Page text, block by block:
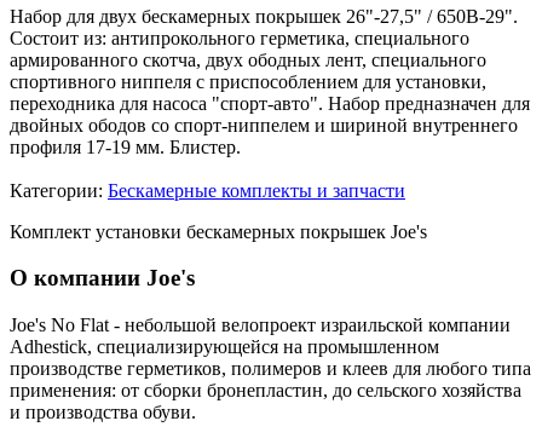
Набор для двух бескамерных покрышек 26"-27,5" / 650В-29".
Состоит из: антипрокольного герметика, специального
армированного скотча, двух ободных лент, специального
спортивного ниппеля с приспособлением для установки,
переходника для насоса "спорт-авто". Набор предназначен для
двойных ободов со спорт-ниппелем и шириной внутреннего
профиля 17-19 мм. Блистер.
Категории: Бескамерные комплекты и запчасти
Комплект установки бескамерных покрышек Joe's
О компании Joe's
Joe's No Flat - небольшой велопроект израильской компании
Adhestick, специализирующейся на промышленном
производстве герметиков, полимеров и клеев для любого типа
применения: от сборки бронепластин, до сельского хозяйства
и производства обуви.